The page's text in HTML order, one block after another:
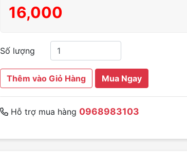
16,000
Số lượng
Thêm vào Giỏ Hàng Mua Ngay
Hỗ trợ mua hàng 0968983103